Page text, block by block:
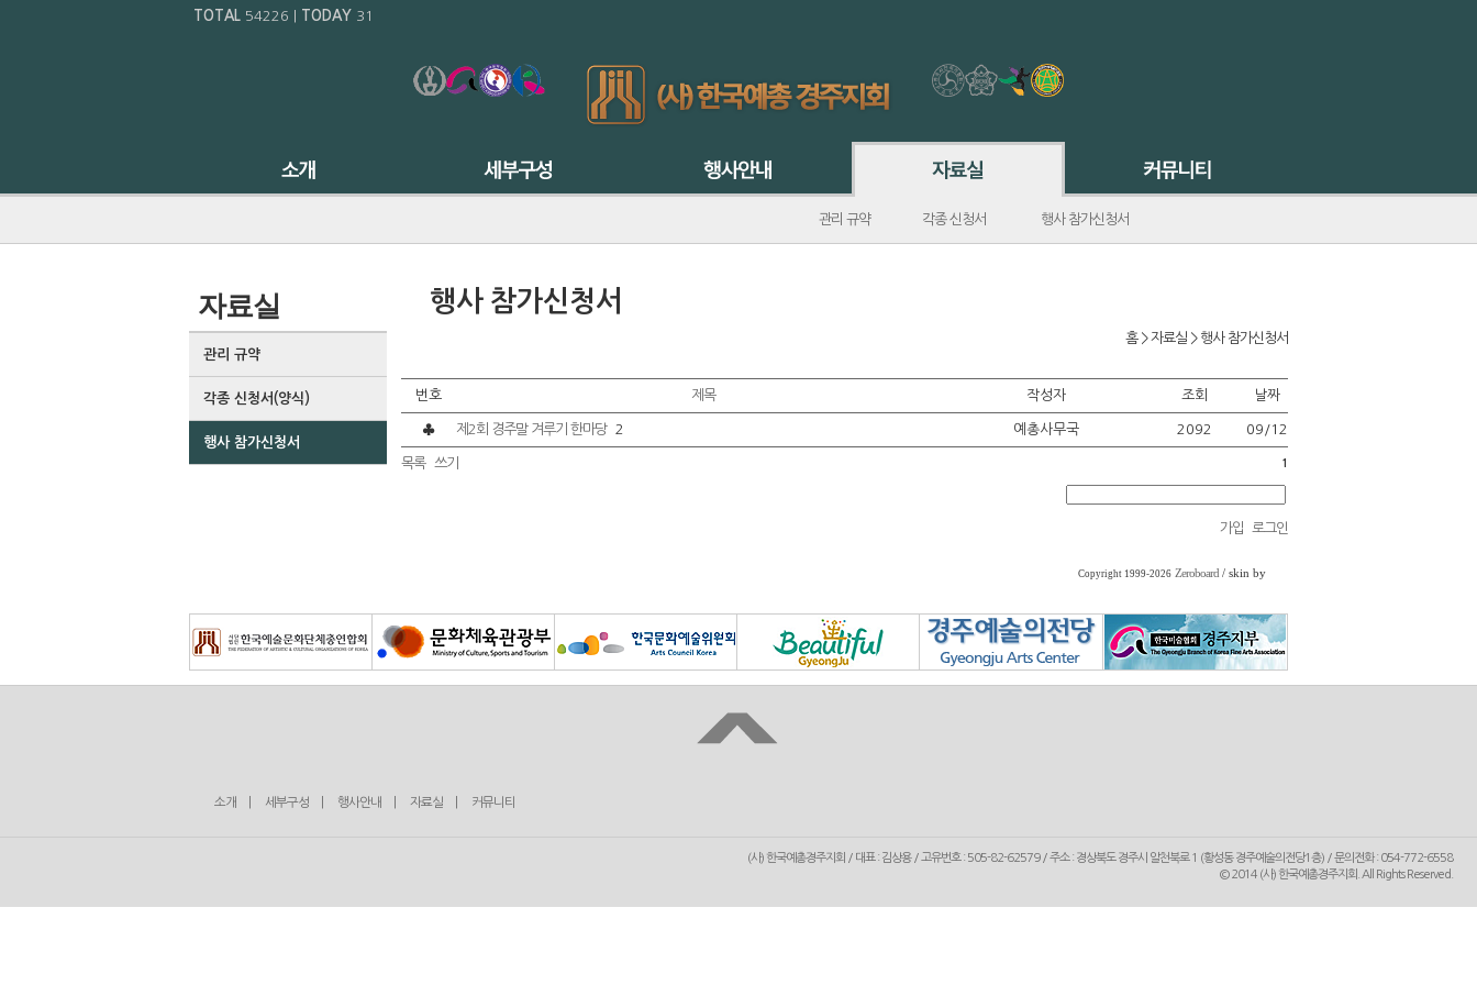
TOTAL 54226 TODAY 31
관리 규약 각종 신청서 행사 참가신청서
자료실
관리 규약
각종 신청서(양식)
행사 참가신청서
행사 참가신청서
홈 > 자료실 > 행사 참가신청서
번호 제목 작성자 조회 날짜
♣ 제2회 경주말 겨루기 한마당 2 예총사무국 2092 09/12
목록 쓰기 1
가입 로그인
Copyright 1999-2026 Zeroboard / skin by
소개 세부구성 행사안내 |자료실 커뮤니티
(사) 한국예총경주지회 / 대표 : 김상용 / 고유번호 : 505-82-62579 / 주소 : 경상북도 경주시 알천북로 1 (황성동 경주예술의전당1층) / 문의전화 : 054-772-6558
© 2014 (사) 한국예총경주지회 . All Rights Reserved.